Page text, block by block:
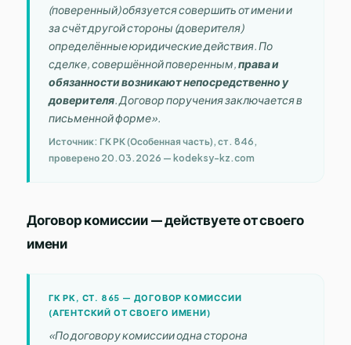
(поверенный) обязуется совершить от имени и
за счёт другой стороны (доверителя)
определённые юридические действия. По
сделке, совершённой поверенным,права и
обязанности возникают непосредственно у
доверителя. Договор поручения заключается в
письменной форме».
Источник: ГК РК (Особенная часть), ст. 846,
проверено 20.03.2026 — kodeksy-kz.com
Договор комиссии — действуете от своего
имени
ГК РК, СТ. 865 — ДОГОВОР КОМИССИИ
(АГЕНТСКИЙ ОТ СВОЕГО ИМЕНИ)
«По договору комиссии одна сторона